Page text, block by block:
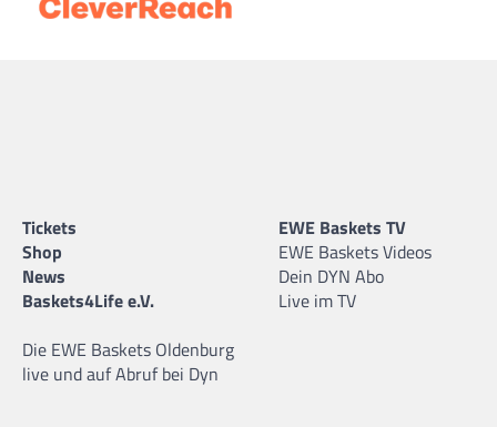
Tickets
Shop
News
Baskets4Life e.V.
Die EWE Baskets Oldenburg
live und auf Abruf bei Dyn
EWE Baskets TV
EWE Baskets Videos
Dein DYN Abo
Live im TV